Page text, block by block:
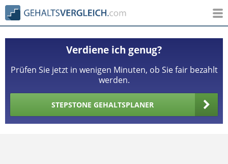
Verdiene ich genug?
Prüfen Sie jetzt in wenigen Minuten, ob Sie fair bezahlt
werden.
STEPSTONE GEHALTSPLANER